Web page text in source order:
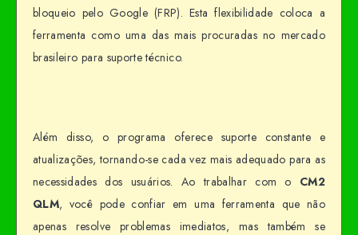
bloqueio pelo Google (FRP). Esta flexibilidade coloca a
ferramenta como uma das mais procuradas no mercado
brasileiro para suporte técnico.
Além disso, o programa oferece suporte constante e
atualizações, tornando-se cada vez mais adequado para as
necessidades dos usuários. Ao trabalhar com o CM2
QLM, você pode confiar em uma ferramenta que não
apenas resolve problemas imediatos, mas também se